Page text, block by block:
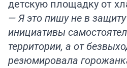
детскую площадку от
— Я это пишу не в
инициативы
территории, а от
резюмировала